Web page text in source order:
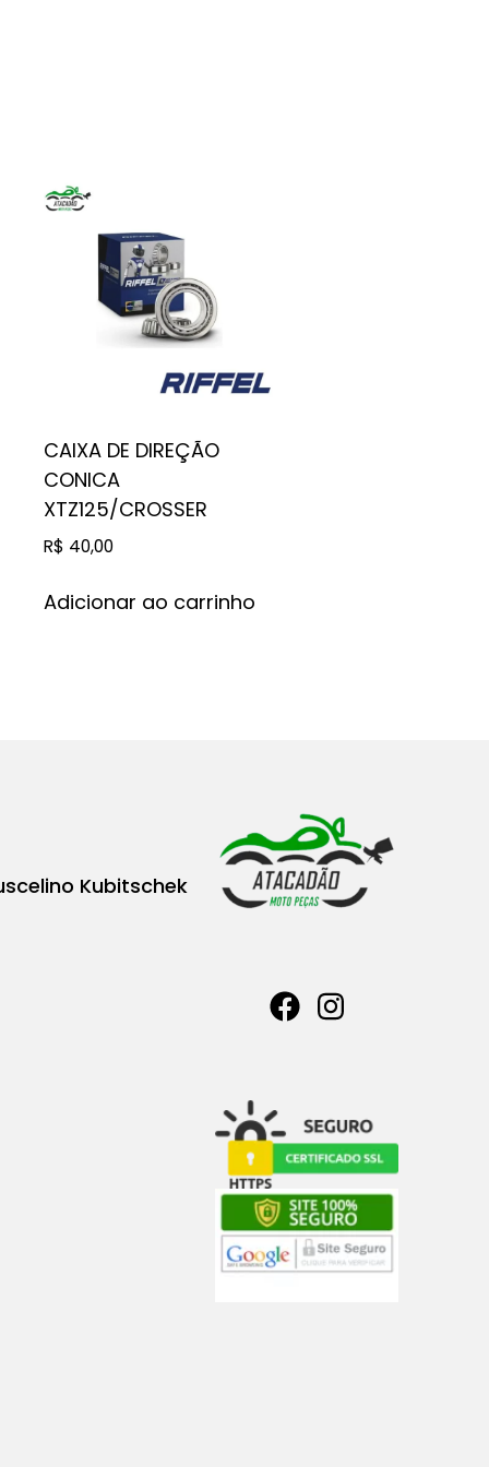
CAIXA DE DIREÇÃO
CONICA
XTZ125/CROSSER
R$ 40,00
Adicionar ao carrinho
Kubitschek